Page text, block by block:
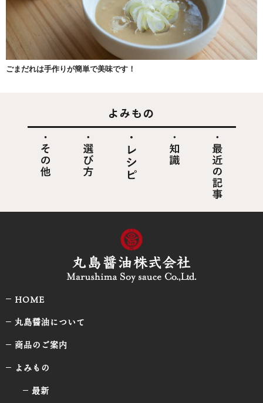
ごまだれは手作りが簡単で美味です！
よみもの
HOME
丸島醤油について
商品のご案内
よみもの
最新